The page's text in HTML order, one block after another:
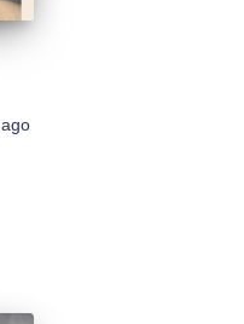
ago